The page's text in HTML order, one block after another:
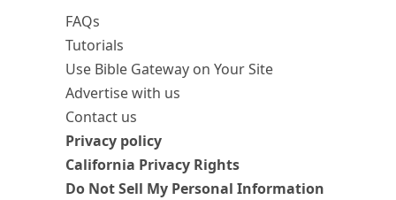
FAQs
Tutorials
Use Bible Gateway on Your Site
Advertise with us
Contact us
Privacy policy
California Privacy Rights
Do Not Sell My Personal Information